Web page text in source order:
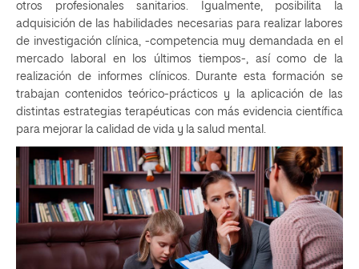
otros profesionales sanitarios. Igualmente, posibilita la
adquisición de las habilidades necesarias para realizar labores
de investigación clínica, -competencia muy demandada en el
mercado laboral en los últimos tiempos-, así como de la
realización de informes clínicos. Durante esta formación se
trabajan contenidos teórico-prácticos y la aplicación de las
distintas estrategias terapéuticas con más evidencia científica
para mejorar la calidad de vida y la salud mental.